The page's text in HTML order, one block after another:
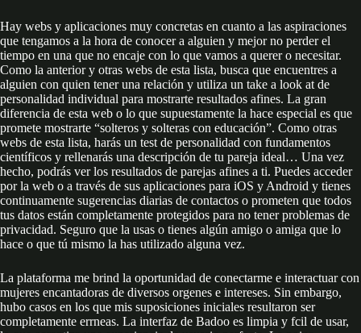
Hay webs y aplicaciones muy concretas en cuanto a las aspiraciones
que tengamos a la hora de conocer a alguien y mejor no perder el
tiempo en una que no encaje con lo que vamos a querer o necesitar.
Como la anterior y otras webs de esta lista, busca que encuentres a
alguien con quien tener una relación y utiliza un take a look at de
personalidad individual para mostrarte resultados afines. La gran
diferencia de esta web o lo que supuestamente la hace especial es que
promete mostrarte “solteros y solteras con educación”. Como otras
webs de esta lista, harás un test de personalidad con fundamentos
científicos y rellenarás una descripción de tu pareja ideal… Una vez
hecho, podrás ver los resultados de parejas afines a ti. Puedes acceder
por la web o a través de sus aplicaciones para iOS y Android y tienes
continuamente sugerencias diarias de contactos o prometen que todos
tus datos están completamente protegidos para no tener problemas de
privacidad. Seguro que la usas o tienes algún amigo o amiga que lo
hace o que tú mismo la has utilizado alguna vez.
La plataforma me brind la oportunidad de conectarme e interactuar con
mujeres encantadoras de diversos orgenes e intereses. Sin embargo,
hubo casos en los que mis suposiciones iniciales resultaron ser
completamente errneas. La interfaz de Badoo es limpia y fcil de usar,